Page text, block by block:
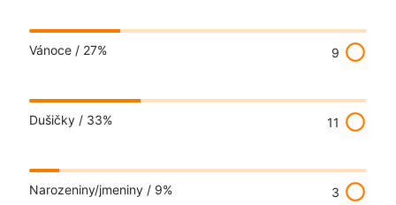
Vánoce / 27% 9 radio_button_unchecked
Dušičky / 33% 11 radio_button_unchecked
Narozeniny/jmeniny / 9% 3 radio_button_unchecked